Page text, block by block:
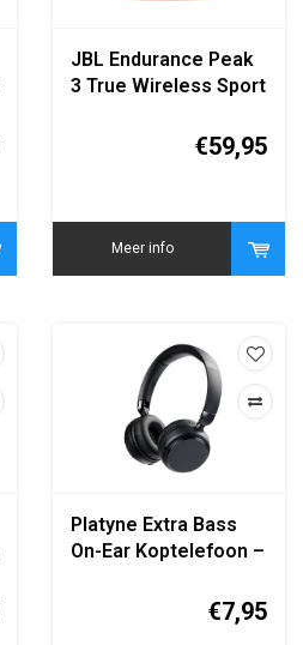
JBL Endurance Peak
3 True Wireless Sport
€59,95
Meer info
Platyne Extra Bass
On-Ear Koptelefoon –
Diepe Bas – Urban
Series | Comfortabel
€7,95